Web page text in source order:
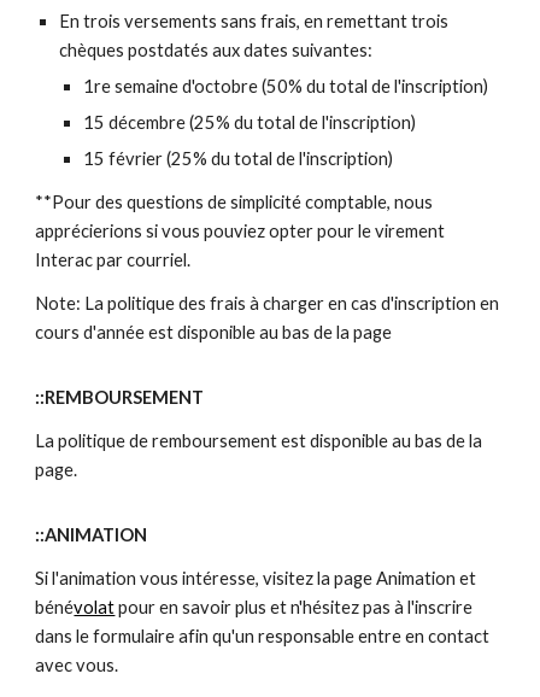
En trois versements sans frais, en remettant trois
chèques postdatés aux dates suivantes:
1re semaine d'octobre (50% du total de l'inscription)
15 décembre (25% du total de l'inscription)
15 février (25% du total de l'inscription)
**Pour des questions de simplicité comptable, nous
apprécierions si vous pouviez opter pour le virement
Interac par courriel.
Note: La politique des frais à charger en cas d'inscription en
cours d'année est disponible au bas de la page
::REMBOURSEMENT
La politique de remboursement est disponible au bas de la
page.
::ANIMATION
Si l'animation vous intéresse, visitez la page Animation et
bénévolatpour en savoir plus et n'hésitez pas à l'inscrire
dans le formulaireafin qu'un responsableentreen contact
avec vous.